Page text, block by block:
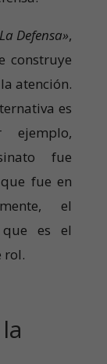
La Defensa»,
construye
atención.
es
fue
fue en
el
es el
rol.